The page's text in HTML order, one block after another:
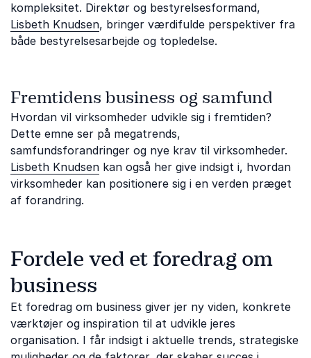
kompleksitet. Direktør og bestyrelsesformand,
Lisbeth Knudsen, bringer værdifulde perspektiver fra
både bestyrelsesarbejde og topledelse.
Fremtidens business og samfund
Hvordan vil virksomheder udvikle sig i fremtiden?
Dette emne ser på megatrends,
samfundsforandringer og nye krav til virksomheder.
Lisbeth Knudsen kan også her give indsigt i, hvordan
virksomheder kan positionere sig i en verden præget
af forandring.
Fordele ved et foredrag om
business
Et foredrag om business giver jer ny viden, konkrete
værktøjer og inspiration til at udvikle jeres
organisation. I får indsigt i aktuelle trends, strategiske